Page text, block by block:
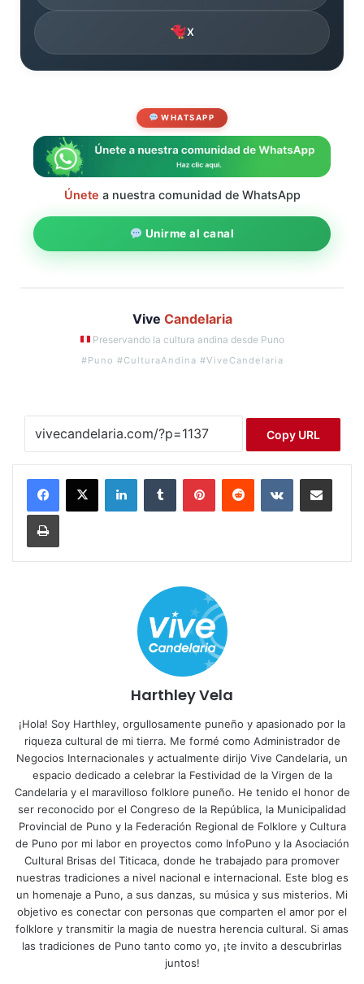
X
WHATSAPP
Únete a nuestra comunidad de WhatsApp
Unirme al canal
Vive Candelaria
Preservando la cultura andina desde Puno
#Puno #CulturaAndina #ViveCandelaria
Copy URL
Harthley Vela
¡Hola! Soy Harthley, orgullosamente puneño y apasionado por la
riqueza cultural de mi tierra. Me formé como Administrador de
Negocios Internacionales y actualmente dirijo Vive Candelaria, un
espacio dedicado a celebrar la Festividad de la Virgen de la
Candelaria y el maravilloso folklore puneño. He tenido el honor de
ser reconocido por el Congreso de la República, la Municipalidad
Provincial de Puno y la Federación Regional de Folklore y Cultura
de Puno por mi labor en proyectos como InfoPuno y la Asociación
Cultural Brisas del Titicaca, donde he trabajado para promover
nuestras tradiciones a nivel nacional e internacional. Este blog es
un homenaje a Puno, a sus danzas, su música y sus misterios. Mi
objetivo es conectar con personas que comparten el amor por el
folklore y transmitir la magia de nuestra herencia cultural. Si amas
las tradiciones de Puno tanto como yo, ¡te invito a descubrirlas
juntos!